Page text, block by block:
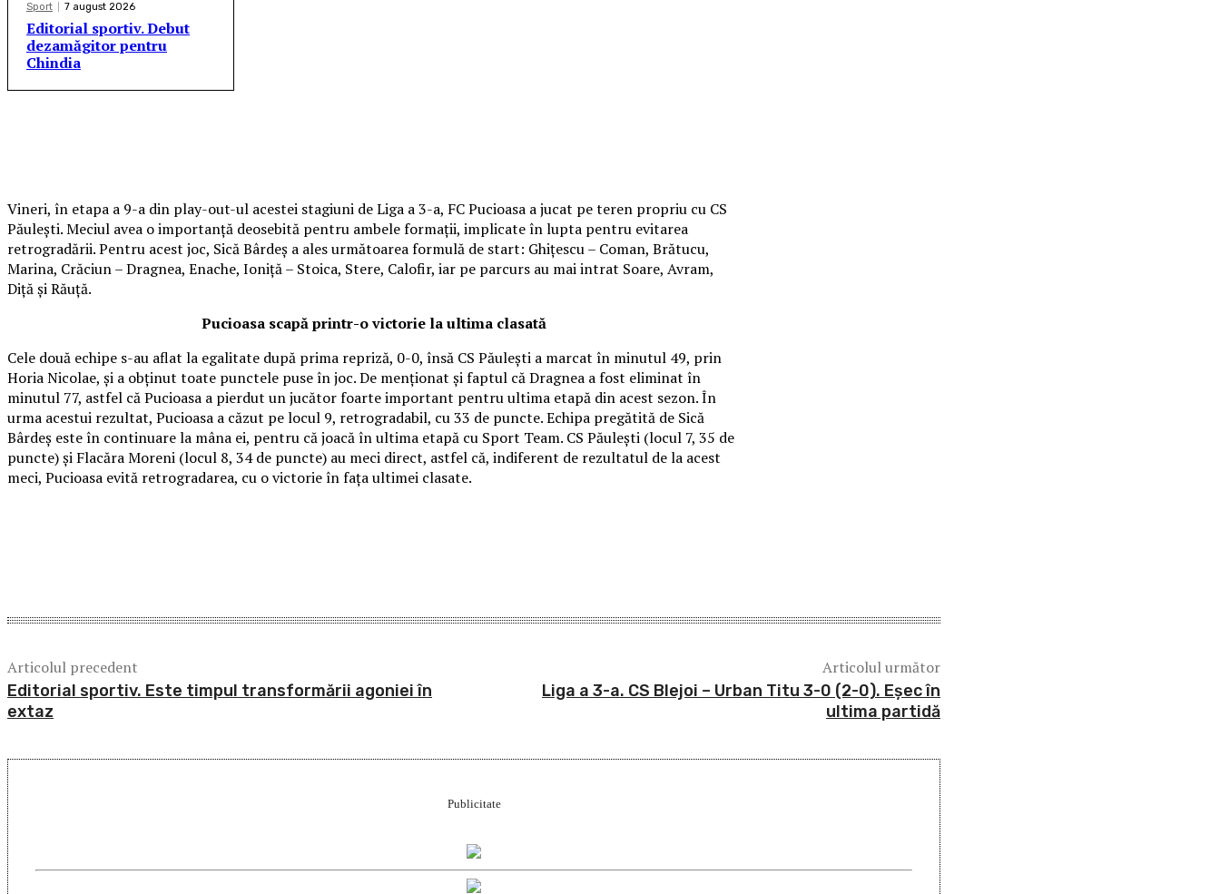
Sport 7 august 2026
Editorial sportiv. Debut
dezamăgitor pentru
Chindia
Vineri, în etapa a 9-a din play-out-ul acestei stagiuni de Liga a 3-a, FC Pucioasa a jucat pe teren propriu cu CS
Păulești. Meciul avea o importanță deosebită pentru ambele formații, implicate în lupta pentru evitarea
retrogradării. Pentru acest joc, Sică Bârdeș a ales următoarea formulă de start: Ghițescu – Coman, Brătucu,
Marina, Crăciun – Dragnea, Enache, Ioniță – Stoica, Stere, Calofir, iar pe parcurs au mai intrat Soare, Avram,
Diță și Răuță.
Pucioasa scapă printr-o victorie la ultima clasată
Cele două echipe s-au aflat la egalitate după prima repriză, 0-0, însă CS Păulești a marcat în minutul 49, prin
Horia Nicolae, și a obținut toate punctele puse în joc. De menționat și faptul că Dragnea a fost eliminat în
minutul 77, astfel că Pucioasa a pierdut un jucător foarte important pentru ultima etapă din acest sezon. În
urma acestui rezultat, Pucioasa a căzut pe locul 9, retrogradabil, cu 33 de puncte. Echipa pregătită de Sică
Bârdeș este în continuare la mâna ei, pentru că joacă în ultima etapă cu Sport Team. CS Păulești (locul 7, 35 de
puncte) și Flacăra Moreni (locul 8, 34 de puncte) au meci direct, astfel că, indiferent de rezultatul de la acest
meci, Pucioasa evită retrogradarea, cu o victorie în fața ultimei clasate.
Articolul precedent
Editorial sportiv. Este timpul transformării agoniei în
extaz
Articolul următor
Liga a 3-a. CS Blejoi – Urban Titu 3-0 (2-0). Eșec în
ultima partidă
Publicitate